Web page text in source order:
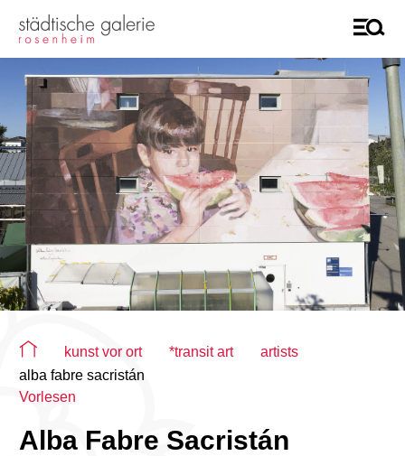
Sie befinden sich auf der Seite "alba fabre sacristán"
kunst vor ort *transit art
artists
alba fabre sacristán
Vorlesen
Alba Fabre Sacristán